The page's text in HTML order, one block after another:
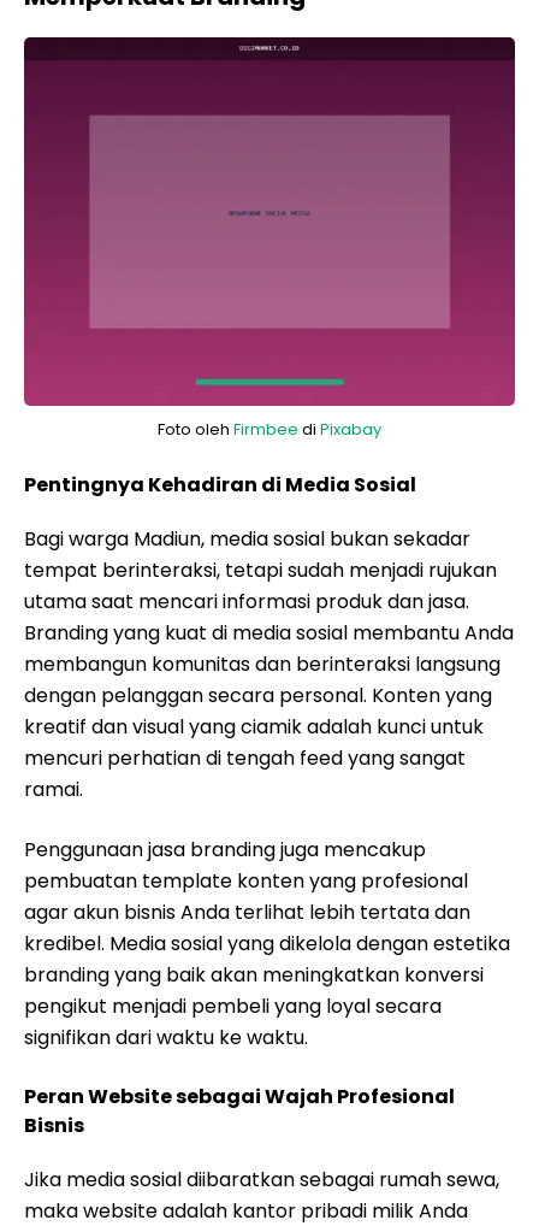
Foto oleh Firmbee di Pixabay
Pentingnya Kehadiran di Media Sosial
Bagi warga Madiun, media sosial bukan sekadar
tempat berinteraksi, tetapi sudah menjadi rujukan
utama saat mencari informasi produk dan jasa.
Branding yang kuat di media sosial membantu Anda
membangun komunitas dan berinteraksi langsung
dengan pelanggan secara personal. Konten yang
kreatif dan visual yang ciamik adalah kunci untuk
mencuri perhatian di tengah feed yang sangat
ramai.
Penggunaan jasa branding juga mencakup
pembuatan template konten yang profesional
agar akun bisnis Anda terlihat lebih tertata dan
kredibel. Media sosial yang dikelola dengan estetika
branding yang baik akan meningkatkan konversi
pengikut menjadi pembeli yang loyal secara
signifikan dari waktu ke waktu.
Peran Website sebagai Wajah Profesional
Bisnis
Jika media sosial diibaratkan sebagai rumah sewa,
maka website adalah kantor pribadi milik Anda